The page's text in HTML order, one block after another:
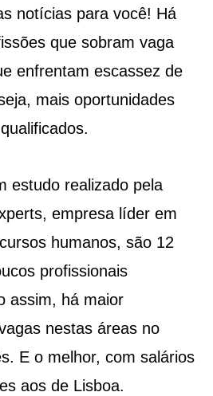
notícias para você! Há
que sobram vaga
enfrentam escassez de
mais oportunidades
estudo realizado pela
empresa líder em
humanos, são 12
profissionais
assim, há maior
nestas áreas no
E o melhor, com salários
aos de Lisboa.